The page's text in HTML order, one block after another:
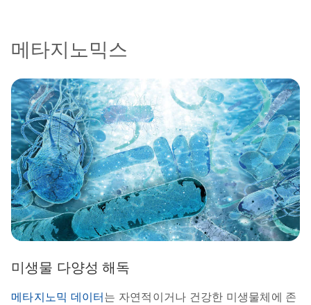
메타지노믹스
미생물 다양성 해독
메타지노믹 데이터는 자연적이거나 건강한 미생물체에 존